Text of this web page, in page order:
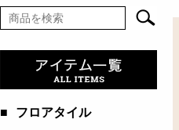
■ フロアタイル